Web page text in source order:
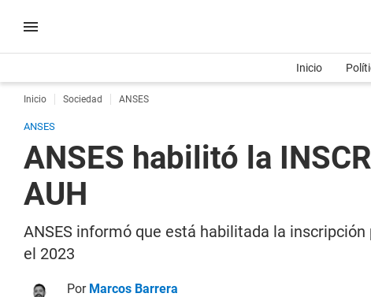
Inicio
Inicio Sociedad ANSES
ANSES
ANSES habilitó la
AUH
ANSES informó que está habilitada la
el 2023
Por Marcos Barrera